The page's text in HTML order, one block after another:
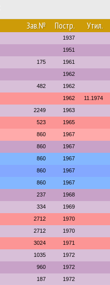
Зав.№ Постр. Утил.
1937
1951
175 1961
1962
482 1962
1962 11.1974
2249 1963
523 1965
860 1967
860 1967
860 1967
860 1967
860 1967
237 1968
334 1969
2712 1970
2712 1970
3024 1971
1035 1972
960 1972
187 1972